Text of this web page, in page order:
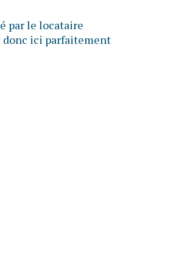
par le locataire
donc ici parfaitement